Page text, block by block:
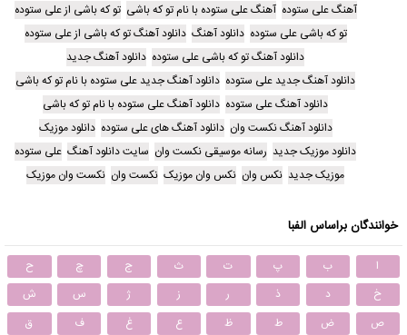
آهنگ علی‌ ستوده آهنگ علی‌ ستوده با نام تو که باشی تو که باشی از علی‌ ستوده
تو که باشی علی‌ ستوده دانلود آهنگ دانلود آهنگ تو که باشی از علی‌ ستوده
دانلود آهنگ تو که باشی علی‌ ستوده دانلود آهنگ جدید
دانلود آهنگ جدید علی‌ ستوده دانلود آهنگ جدید علی‌ ستوده با نام تو که باشی
دانلود آهنگ علی‌ ستوده دانلود آهنگ علی‌ ستوده با نام تو که باشی
دانلود آهنگ نکست وان دانلود آهنگ های علی‌ ستوده دانلود موزیک
دانلود موزیک جدید رسانه موسیقی نکست وان سایت دانلود آهنگ علی‌ ستوده
موزیک جدید نکس وان نکس وان موزیک نکست وان نکست وان موزیک
خوانندگان براساس الفبا
ا ب پ ت ث ج چ
ح
خ
د ذ ر ز ژ س
ش
ص
ض ط ظ ع غ ف
ق